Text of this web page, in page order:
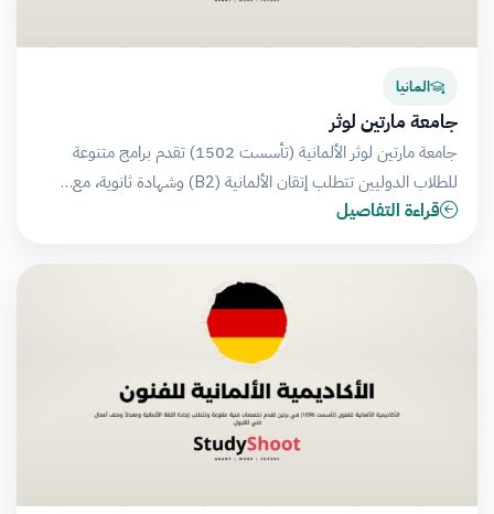
المانيا
جامعة مارتين لوثر
جامعة مارتين لوثر الألمانية (تأسست 1502) تقدم برامج متنوعة
للطلاب الدوليين تتطلب إتقان الألمانية (B2) وشهادة ثانوية، مع…
قراءة التفاصيل